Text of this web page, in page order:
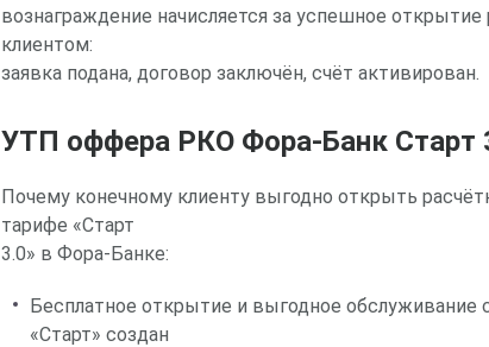
вознаграждение начисляется за успешное открытие
клиентом:
заявка подана, договор заключён, счёт активирован.
УТП оффера РКО Фора-Банк Старт
Почему конечному клиенту выгодно открыть
тарифе «Старт
3.0» в Фора-Банке:
Бесплатное открытие и выгодное обслуживание
«Старт» создан